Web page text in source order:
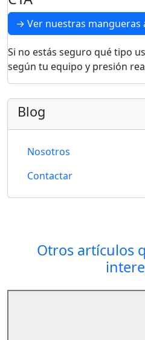
→ Ver nuestras mangueras
Si no estás seguro qué tipo
según tu equipo y presión
Blog
Nosotros
Contactar
Otros artículos